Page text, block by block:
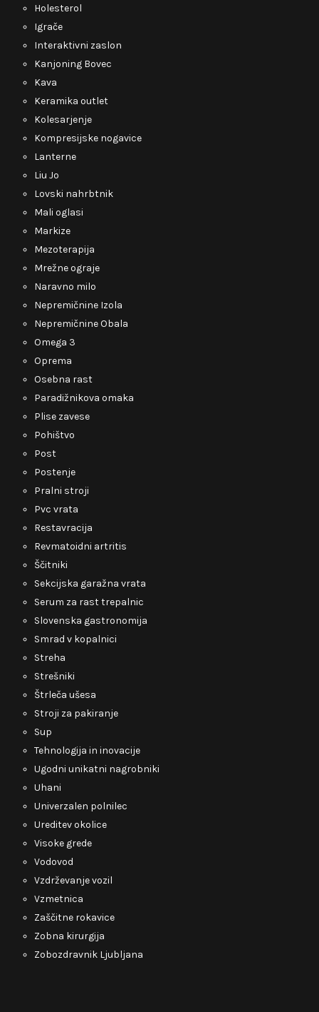
Holesterol
Igrače
Interaktivni zaslon
Kanjoning Bovec
Kava
Keramika outlet
Kolesarjenje
Kompresijske nogavice
Lanterne
Liu Jo
Lovski nahrbtnik
Mali oglasi
Markize
Mezoterapija
Mrežne ograje
Naravno milo
Nepremičnine Izola
Nepremičnine Obala
Omega 3
Oprema
Osebna rast
Paradižnikova omaka
Plise zavese
Pohištvo
Post
Postenje
Pralni stroji
Pvc vrata
Restavracija
Revmatoidni artritis
Ščitniki
Sekcijska garažna vrata
Serum za rast trepalnic
Slovenska gastronomija
Smrad v kopalnici
Streha
Strešniki
Štrleča ušesa
Stroji za pakiranje
Sup
Tehnologija in inovacije
Ugodni unikatni nagrobniki
Uhani
Univerzalen polnilec
Ureditev okolice
Visoke grede
Vodovod
Vzdrževanje vozil
Vzmetnica
Zaščitne rokavice
Zobna kirurgija
Zobozdravnik Ljubljana